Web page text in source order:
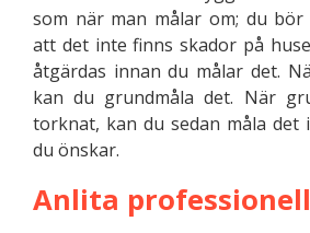
som när man målar om; du
att det inte finns skador på
åtgärdas innan du målar det.
kan du grundmåla det. När
torknat, kan du sedan måla det
du önskar.
Anlita